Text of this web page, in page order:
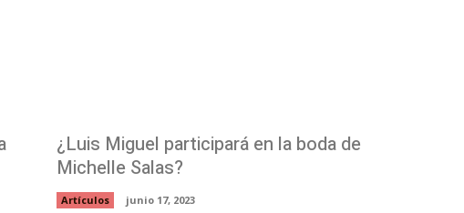
¿Luis Miguel participará en la boda de
Michelle Salas?
Artículos junio 17, 2023